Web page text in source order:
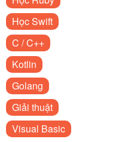
Học Swift
C / C++
Kotlin
Golang
Giải thuật
Visual Basic